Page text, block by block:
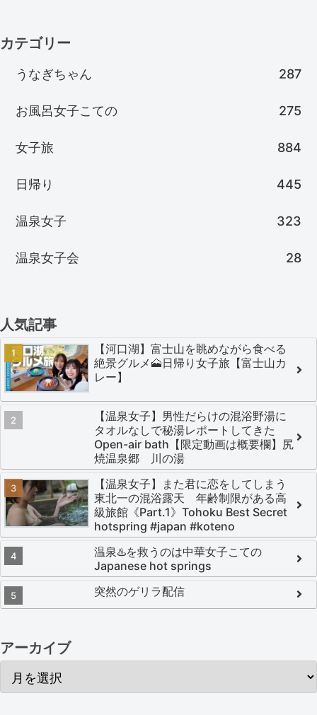
カテゴリー
うなぎちゃん 287
お風呂女子こての 275
女子旅 884
日帰り 445
温泉女子 323
温泉女子会 28
人気記事
【河口湖】富士山を眺めながら食べる
絶景グルメ🗻日帰り女子旅【富士山カ
レー】
【温泉女子】男性だらけの混浴野湯に
タオルなしで秘湯レポートしてきた
Open-air bath【限定動画は概要欄】尻
焼温泉郷 川の湯
【温泉女子】また君に恋をしてしまう
東北一の混浴露天 年齢制限がある高
級旅館《Part.1》Tohoku Best Secret
hotspring #japan #koteno
温泉♨️を救うのは中華女子こての
Japanese hot springs
突然のゲリラ配信
アーカイブ